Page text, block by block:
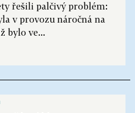
řešili palčivý problém:
v provozu náročná na
bylo ve...